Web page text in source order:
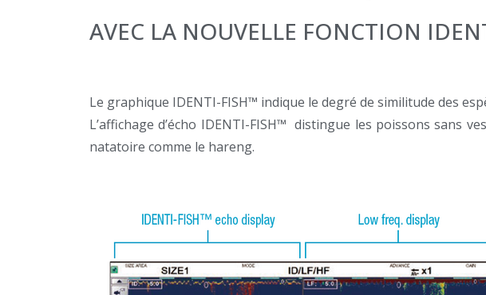
AVEC LA NOUVELLE FONCTION
Le graphique IDENTI-FISH™ indique le degré de similitude des
L’affichage d’écho IDENTI-FISH™ distingue les poissons sans
natatoire comme le hareng.